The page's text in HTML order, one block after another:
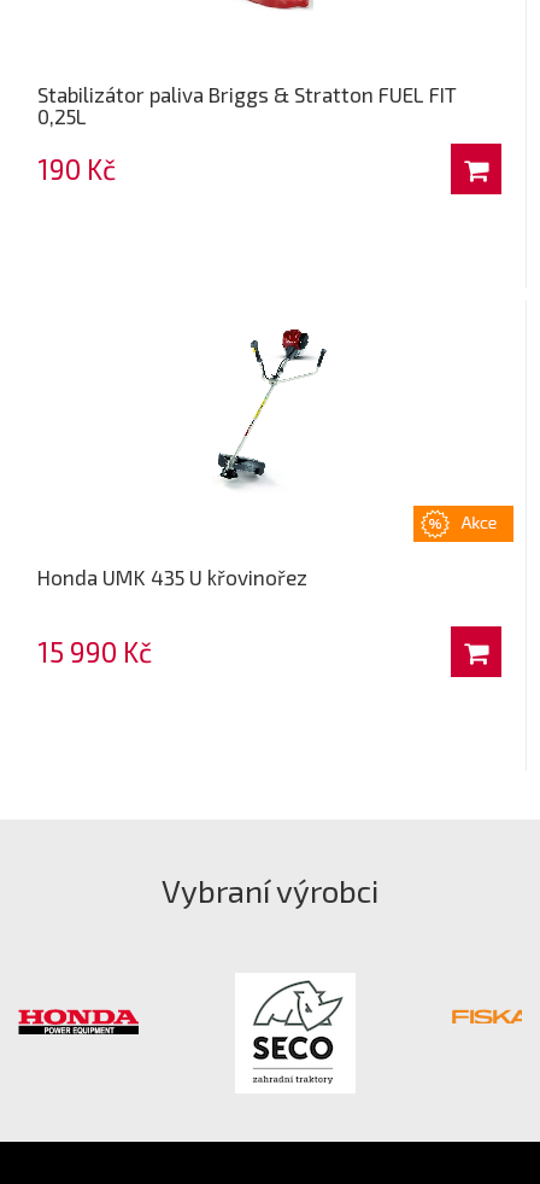
Stabilizátor paliva Briggs & Stratton FUEL FIT
0,25L
190 Kč
Honda UMK 435 U křovinořez
15 990 Kč
Vybraní výrobci